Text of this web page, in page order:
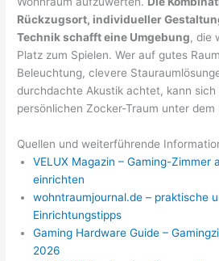
Rückzugsort, individueller
Technik schafft eine Umgebung, die
Platz zum Spielen. Wer auf gutes
Beleuchtung, clevere
durchdachte Akustik achtet, kann sich
persönlichen Zocker-Traum unter
Quellen und weiterführende
VELUX Magazin – Gaming-Zimmer
einrichten
wohntraumjournal.de – praktische
Einrichtungstipps
Gaming Hardware Guide –
2026